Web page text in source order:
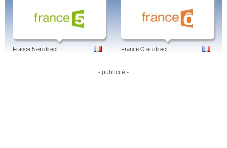
France 5 en direct France O en direct
- publicité -